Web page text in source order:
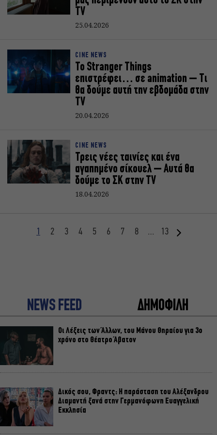
TV
25.04.2026
CINE NEWS
Το Stranger Things
επιστρέφει… σε animation – Τι
θα δούμε αυτή την εβδομάδα στην
TV
20.04.2026
CINE NEWS
Τρεις νέες ταινίες και ένα
αγαπημένο σίκουελ – Αυτά θα
δούμε το ΣΚ στην TV
18.04.2026
1 2 3 4 5 6 7 8 … 13
NEWS FEED ΔΗΜΟΦΙΛΗ
Οι Λέξεις των Άλλων, του Μάνου Θηραίου για 3ο
χρόνο στο Θέατρο Άβατον
Δικός σου, Φραντς: Η παράσταση του Αλέξανδρου
Διαμαντή ξανά στην Γερμανόφωνη Ευαγγελική
Εκκλησία